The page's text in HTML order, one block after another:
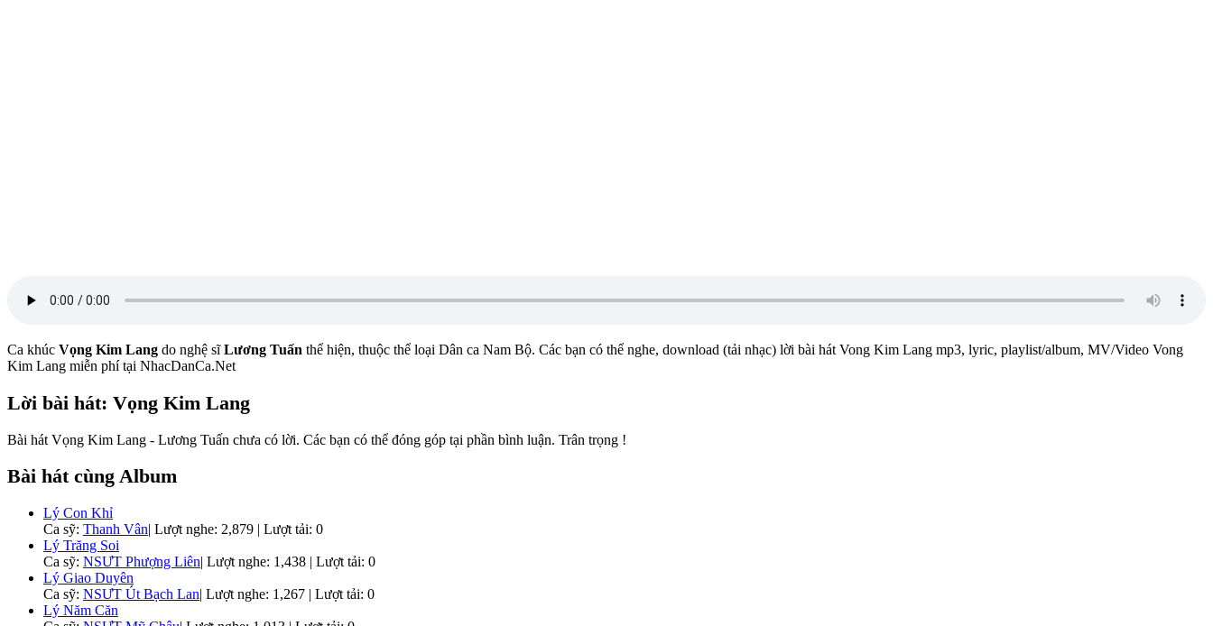
Ca khúc Vọng Kim Lang do nghệ sĩLương Tuấn thể hiện, thuộc thể loại Dân ca Nam Bộ. Các bạn có thể nghe, download (tải nhạc) lời bài hát Vong Kim Lang mp3, lyric, playlist/album, MV/Video Vong
Kim Lang miễn phí tại NhacDanCa.Net
Lời bài hát: Vọng Kim Lang
Bài hát Vọng Kim Lang - Lương Tuấn chưa có lời. Các bạn có thể đóng góp tại phần bình luận. Trân trọng !
Bài hát cùng Album
Lý Con Khỉ
Ca sỹ: Thanh Vân| Lượt nghe: 2,879 | Lượt tải: 0
Lý Trăng Soi
Ca sỹ: NSƯT Phượng Liên| Lượt nghe: 1,438 | Lượt tải: 0
Lý Giao Duyên
Ca sỹ: NSƯT Út Bạch Lan| Lượt nghe: 1,267 | Lượt tải: 0
Lý Năm Căn